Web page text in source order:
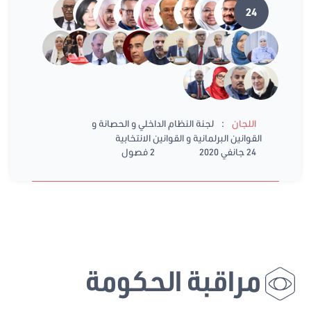
24
اللجان :
لجنة النظام الداخلي و الحصانة و
القوانين البرلمانية و القوانين الانتخابية
24 جانفي 2020
2 فصول
مراقبة الحكومة